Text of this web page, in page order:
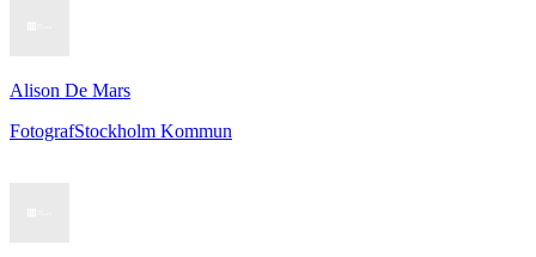
Alison De Mars
FotografStockholm Kommun